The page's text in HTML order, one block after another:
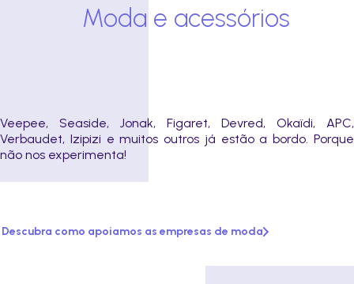
Moda e acessórios
Veepee, Seaside, Jonak, Figaret, Devred, Okaïdi, APC,
Verbaudet, Izipizi e muitos outros já estão a bordo. Porque
não nos experimenta!
Descubra como apoiamos as empresas de moda